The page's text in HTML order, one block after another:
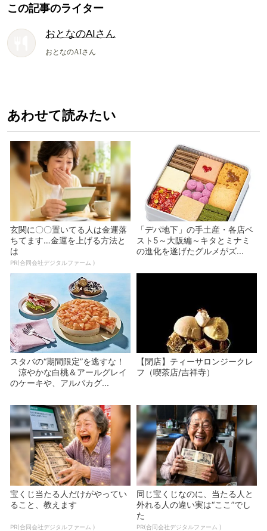
この記事のライター
おとなのAIさん
おとなのAIさん
あわせて読みたい
玄関に〇〇置いてる人は金運落
ちてます…金運を上げる方法と
は
PR(合同会社デジタルファーム )
「デパ地下」の手土産・各店ベ
スト5～大阪編～キタとミナミ
の進化を遂げたグルメがズ...
スタバの“期間限定”を逃すな！
涼やかな白桃＆アールグレイ
のケーキや、アルパカグ...
【閉店】ティーサロンジークレ
フ（喫茶店/吉祥寺）
宝くじ当たる人だけがやってい
ること、教えます
PR(合同会社デジタルファーム )
同じ宝くじなのに、当たる人と
外れる人の違い実は“ここ”でし
た
PR(合同会社デジタルファーム )